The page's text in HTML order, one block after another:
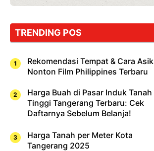
TRENDING POS
Rekomendasi Tempat & Cara Asik
Nonton Film Philippines Terbaru
Harga Buah di Pasar Induk Tanah
Tinggi Tangerang Terbaru: Cek
Daftarnya Sebelum Belanja!
Harga Tanah per Meter Kota
Tangerang 2025